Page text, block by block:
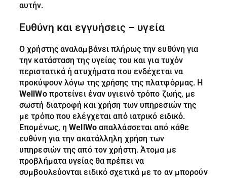
αυτήν.
Ευθύνη και εγγυήσεις – υγεία
Ο χρήστης αναλαμβάνει πλήρως την ευθύνη για
την κατάσταση της υγείας του και για τυχόν
περιστατικά ή ατυχήματα που ενδέχεται να
προκύψουν λόγω της χρήσης της πλατφόρμας. Η
WellWoπροτείνει έναν υγιεινό τρόπο ζωής, με
σωστή διατροφή και χρήση των υπηρεσιών της
με τρόπο που ελέγχεται από ιατρικό ειδικό.
Επομένως, ηWellWoαπαλλάσσεται από κάθε
ευθύνη για την ακατάλληλη χρήση των
υπηρεσιών της από τον χρήστη. Άτομα με
προβλήματα υγείας θα πρέπει να
συμβουλεύονται ειδικό σχετικά με το αν μπορούν